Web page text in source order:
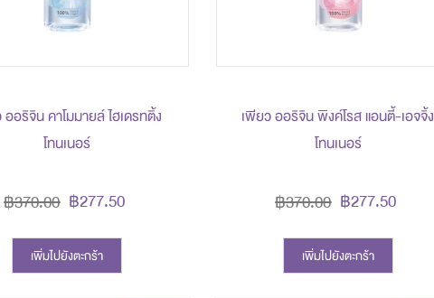
อริจิน คาโมมายล์ ไฮเดรทติ้ง
โทนเนอร์
฿277.50
฿370.00
เพิ่มไปยังตะกร้า
เพียว ออริจิน พิงค์โรส แอนตี้-เอจจิ้ง
โทนเนอร์
฿277.50
฿370.00
เพิ่มไปยังตะกร้า